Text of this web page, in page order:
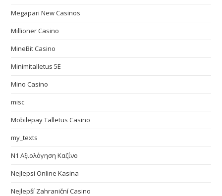
Megapari New Casinos
Millioner Casino
MineBit Casino
Minimitalletus 5E
Mino Casino
misc
Mobilepay Talletus Casino
my_texts
N1 Αξιολόγηση Καζίνο
Nejlepsi Online Kasina
Nejlepší Zahraniční Casino